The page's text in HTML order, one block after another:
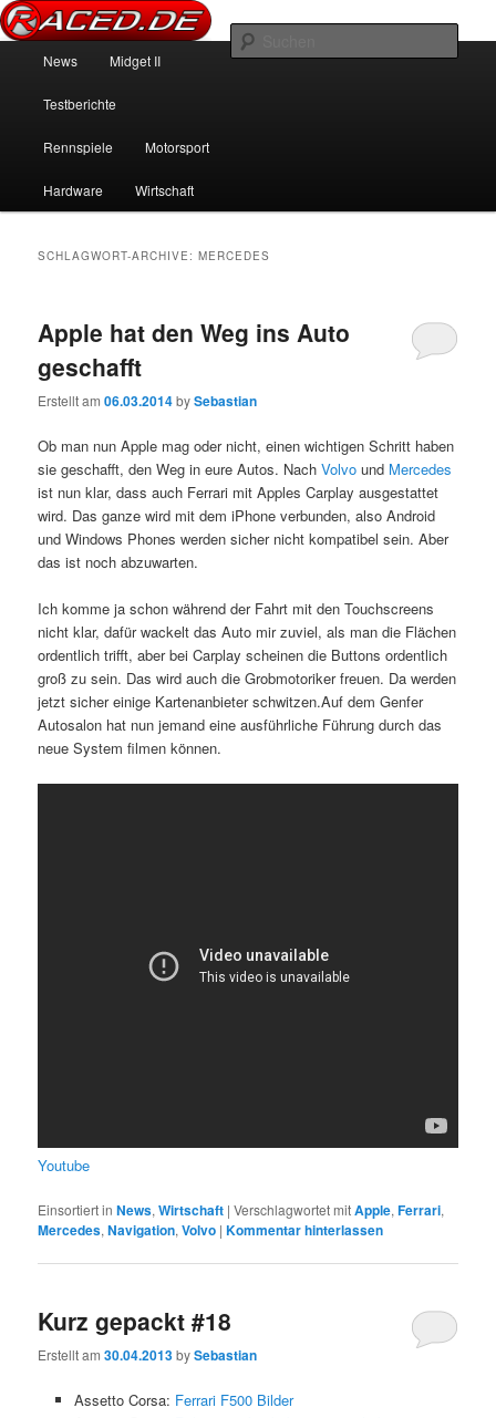
Raced.de
News über Rennspiele und der echten Autowelt
Zum Inhalt wechseln
Zum sekundären Inhalt wechseln
News Midget II
Testberichte
Rennspiele Motorsport
Hardware Wirtschaft
SCHLAGWORT-ARCHIVE:MERCEDES
Apple hat den Weg ins Auto
geschafft
Erstellt am06.03.2014bySebastian
Ob man nun Apple mag oder nicht, einen wichtigen Schritt haben
sie geschafft, den Weg in eure Autos. NachVolvo und Mercedes
ist nun klar, dass auch Ferrari mit Apples Carplay ausgestattet
wird. Das ganze wird mit dem iPhone verbunden, also Android
und Windows Phones werden sicher nicht kompatibel sein. Aber
das ist noch abzuwarten.
Ich komme ja schon während der Fahrt mit den Touchscreens
nicht klar, dafür wackelt das Auto mir zuviel, als man die Flächen
ordentlich trifft, aber bei Carplay scheinen die Buttons ordentlich
groß zu sein. Das wird auch die Grobmotoriker freuen. Da werden
jetzt sicher einige Kartenanbieter schwitzen.Auf dem Genfer
Autosalon hat nun jemand eine ausführliche Führung durch das
neue System filmen können.
Youtube
Einsortiert in News,Wirtschaft |Verschlagwortet mitApple,Ferrari,
Mercedes,Navigation,Volvo |Kommentar hinterlassen
Kurz gepackt #18
Erstellt am30.04.2013bySebastian
Assetto Corsa: Ferrari F500 Bilder